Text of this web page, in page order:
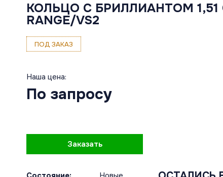
КОЛЬЦО С БРИЛЛИАНТОМ 1,51
RANGE/VS2
ПОД ЗАКАЗ
Наша цена:
По запросу
Заказать